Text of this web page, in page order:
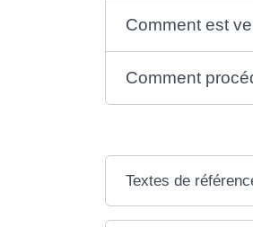
Comment est
Comment
Textes de